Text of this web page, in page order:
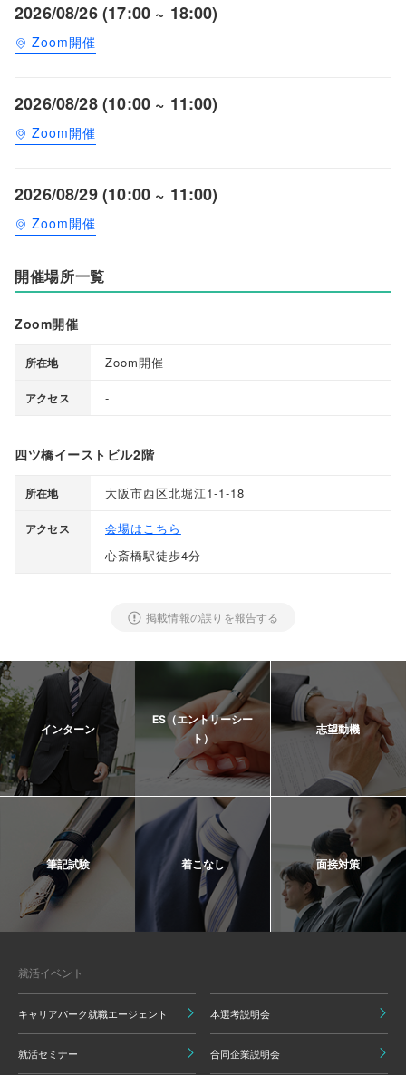
2026/08/26 (17:00 ~ 18:00)
Zoom開催
2026/08/28 (10:00 ~ 11:00)
Zoom開催
2026/08/29 (10:00 ~ 11:00)
Zoom開催
開催場所一覧
Zoom開催
所在地 Zoom開催
アクセス -
四ツ橋イーストビル2階
所在地 大阪市西区北堀江1-1-18
アクセス
会場はこちら
心斎橋駅徒歩4分
掲載情報の誤りを報告する
インターン
ES（エントリーシー
ト）
志望動機
筆記試験 着こなし 面接対策
就活イベント
キャリアパーク就職エージェント 本選考説明会
就活セミナー 合同企業説明会